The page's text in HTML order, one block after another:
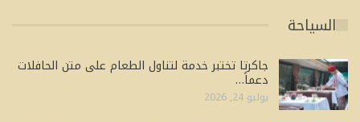
السياحة
جاكرتا تختبر خدمة لتناول الطعام على متن الحافلات
دعماً…
يوليو 24, 2026